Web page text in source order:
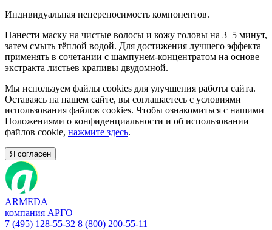
Индивидуальная непереносимость компонентов.
Нанести маску на чистые волосы и кожу головы на 3–5 минут,
затем смыть тёплой водой. Для достижения лучшего эффекта
применять в сочетании с шампунем-концентратом на основе
экстракта листьев крапивы двудомной.
Мы используем файлы cookies для улучшения работы сайта.
Оставаясь на нашем сайте, вы соглашаетесь с условиями
использования файлов cookies. Чтобы ознакомиться с нашими
Положениями о конфиденциальности и об использовании
файлов cookie, нажмите здесь.
Я согласен
ARMEDA
компания АРГО
7 (495) 128-55-32 8 (800) 200-55-11